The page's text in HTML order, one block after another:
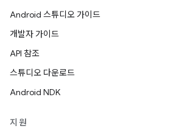
Android 스튜디오 가이드
개발자 가이드
API 참조
스튜디오 다운로드
Android NDK
지원